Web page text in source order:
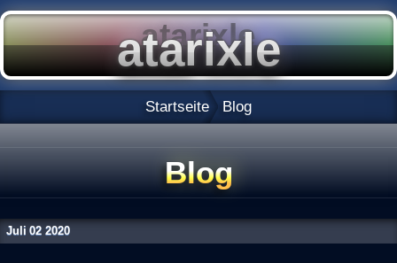
Startseite Blog
Blog
Juli 02 2020